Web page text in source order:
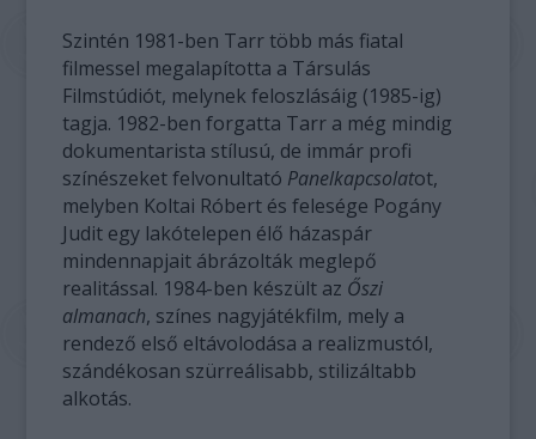
Szintén 1981-ben Tarr több más fiatal
filmessel megalapította a Társulás
Filmstúdiót, melynek feloszlásáig (1985-ig)
tagja. 1982-ben forgatta Tarr a még mindig
dokumentarista stílusú, de immár profi
színészeket felvonultató Panelkapcsolatot,
melyben Koltai Róbert és felesége Pogány
Judit egy lakótelepen élő házaspár
mindennapjait ábrázolták meglepő
realitással. 1984-ben készült az Őszi
almanach, színes nagyjátékfilm, mely a
rendező első eltávolodása a realizmustól,
szándékosan szürreálisabb, stilizáltabb
alkotás.